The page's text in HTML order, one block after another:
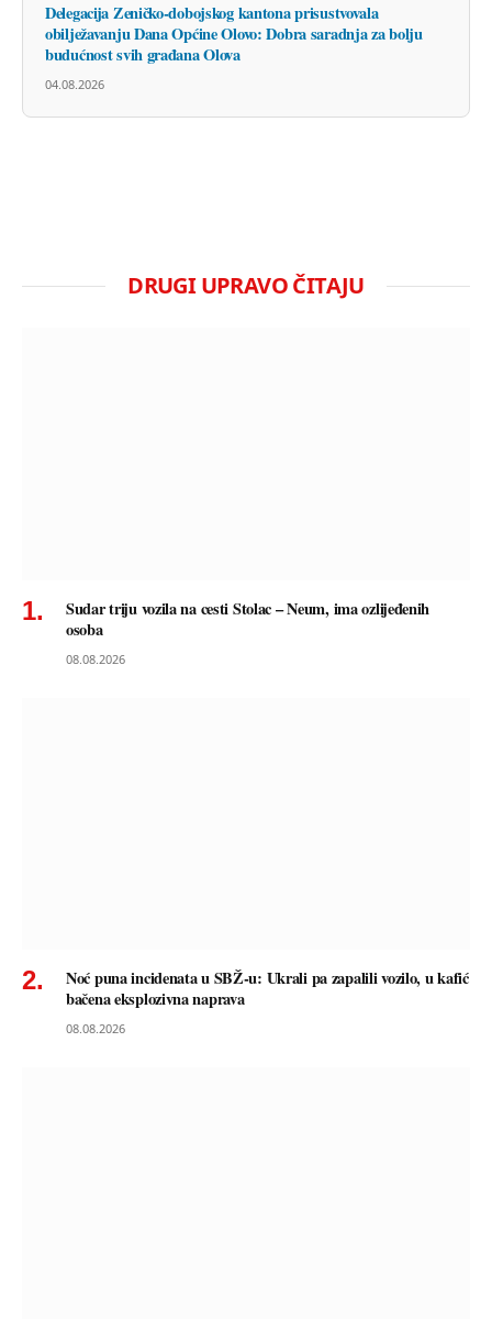
Delegacija Zeničko-dobojskog kantona prisustvovala
obilježavanju Dana Općine Olovo: Dobra saradnja za bolju
budućnost svih građana Olova
04.08.2026
DRUGI UPRAVO ČITAJU
Sudar triju vozila na cesti Stolac – Neum, ima ozlijeđenih
osoba
08.08.2026
Noć puna incidenata u SBŽ-u: Ukrali pa zapalili vozilo, u kafić
bačena eksplozivna naprava
08.08.2026